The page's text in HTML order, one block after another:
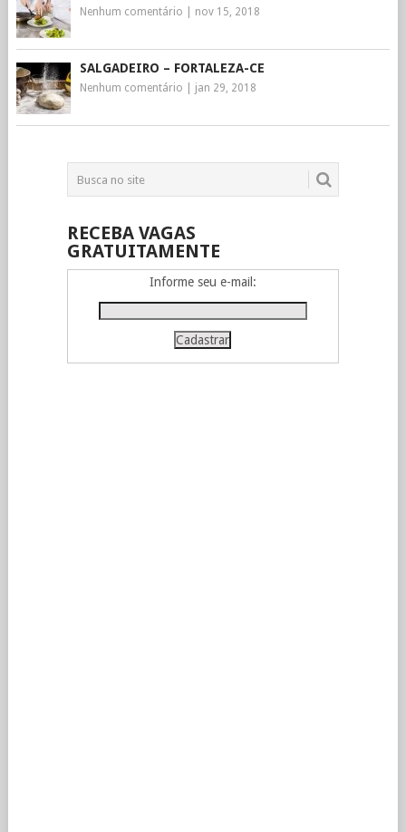
Nenhum comentário nov 15, 2018
SALGADEIRO – FORTALEZA-CE
Nenhum comentário jan 29, 2018
RECEBA VAGAS
GRATUITAMENTE
Informe seu e-mail: